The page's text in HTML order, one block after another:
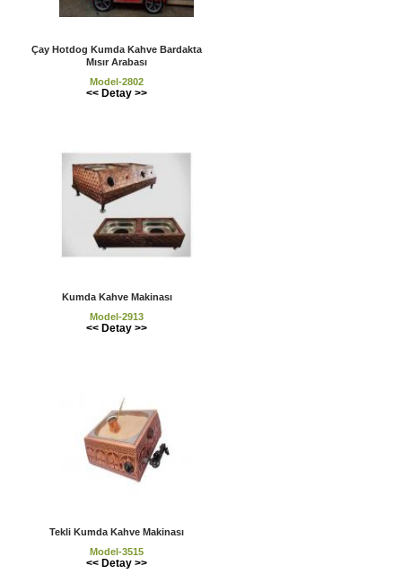
Çay Hotdog Kumda Kahve Bardakta
Mısır Arabası
Model-2802
<< Detay >>
Kumda Kahve Makinası
Model-2913
<< Detay >>
Tekli Kumda Kahve Makinası
Model-3515
<< Detay >>